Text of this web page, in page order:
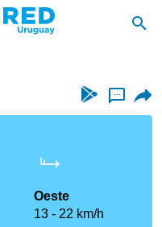
...
Oeste
13
22 km/h